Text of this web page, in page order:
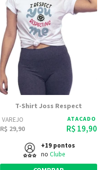
T-Shirt Joss Respect
VAREJO
R$ 29,90
ATACADO
R$ 19,90
+19 pontos
no Clube